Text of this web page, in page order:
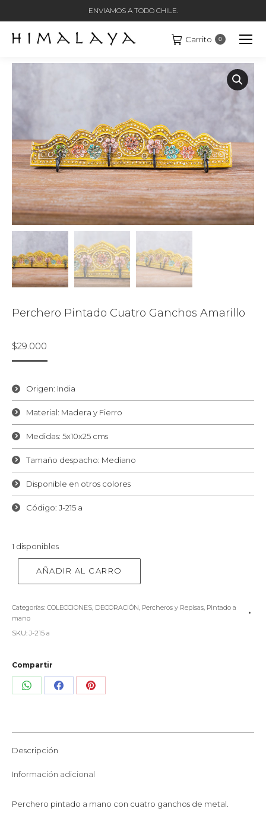
ENVIAMOS A TODO CHILE.
Carrito 0
Perchero Pintado Cuatro Ganchos Amarillo
$29.000
Origen: India
Material: Madera y Fierro
Medidas: 5x10x25 cms
Tamaño despacho: Mediano
Disponible en otros colores
Código: J-215 a
1 disponibles
AÑADIR AL CARRO
Categorías: COLECCIONES DECORACIÓN Percheros y Repisas Pintado a
mano
SKU: J-215 a
Compartir
Share Share Share
Descripción
Información adicional
Perchero pintado a mano con cuatro ganchos de metal.